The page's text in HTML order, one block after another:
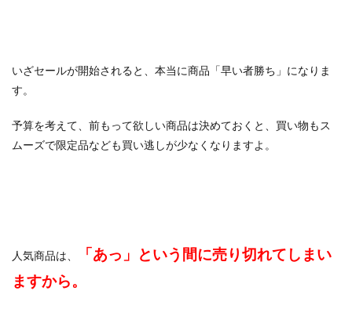
いざセールが開始されると、本当に商品「早い者勝ち」になりま
す。
予算を考えて、前もって欲しい商品は決めておくと、買い物もス
ムーズで限定品なども買い逃しが少なくなりますよ。
人気商品は、
「あっ」という間に売り切れてしまい
ますから。